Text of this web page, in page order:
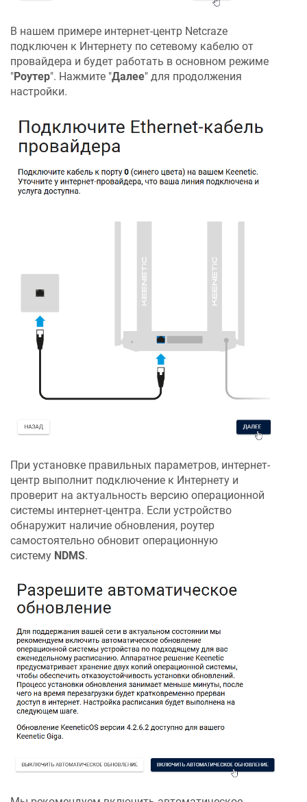
В нашем примере интернет-центр Netcraze
подключен к Интернету по сетевому кабелю от
провайдера и будет работать в основном режиме
"Роутер". Нажмите "Далее" для продолжения
настройки.
При установке правильных параметров, интернет-
центр выполнит подключение к Интернету и
проверит на актуальность версию операционной
системы интернет-центра. Если устройство
обнаружит наличие обновления, роутер
самостоятельно обновит операционную
систему NDMS.